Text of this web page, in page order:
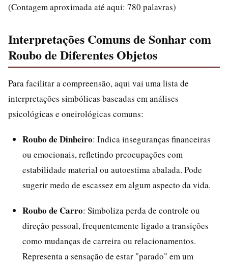
(Contagem aproximada até aqui: 780 palavras)
Interpretações Comuns de Sonhar com
Roubo de Diferentes Objetos
Para facilitar a compreensão, aqui vai uma lista de
interpretações simbólicas baseadas em análises
psicológicas e oneirológicas comuns:
Roubo de Dinheiro: Indica inseguranças financeiras
ou emocionais, refletindo preocupações com
estabilidade material ou autoestima abalada. Pode
sugerir medo de escassez em algum aspecto da vida.
Roubo de Carro: Simboliza perda de controle ou
direção pessoal, frequentemente ligado a transições
como mudanças de carreira ou relacionamentos.
Representa a sensação de estar "parado" em um